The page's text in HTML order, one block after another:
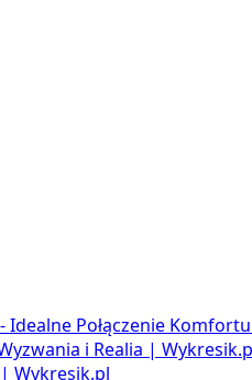
- Idealne Połączenie
i Realia |
Wykresik.pl